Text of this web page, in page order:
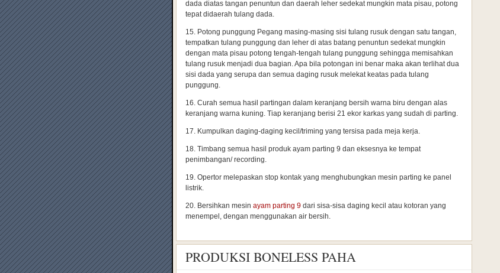
dada diatas tangan penuntun dan daerah leher sedekat mungkin mata pisau, potong
tepat didaerah tulang dada.
15. Potong punggung Pegang masing-masing sisi tulang rusuk dengan satu tangan,
tempatkan tulang punggung dan leher di atas batang penuntun sedekat mungkin
dengan mata pisau potong tengah-tengah tulang punggung sehingga memisahkan
tulang rusuk menjadi dua bagian. Apa bila potongan ini benar maka akan terlihat dua
sisi dada yang serupa dan semua daging rusuk melekat keatas pada tulang
punggung.
16. Curah semua hasil partingan dalam keranjang bersih warna biru dengan alas
keranjang warna kuning. Tiap keranjang berisi 21 ekor karkas yang sudah di parting.
17. Kumpulkan daging-daging kecil/triming yang tersisa pada meja kerja.
18. Timbang semua hasil produk ayam parting 9 dan eksesnya ke tempat
penimbangan/ recording.
19. Opertor melepaskan stop kontak yang menghubungkan mesin parting ke panel
listrik.
20. Bersihkan mesin ayam parting 9 dari sisa-sisa daging kecil atau kotoran yang
menempel, dengan menggunakan air bersih.
PRODUKSI BONELESS PAHA